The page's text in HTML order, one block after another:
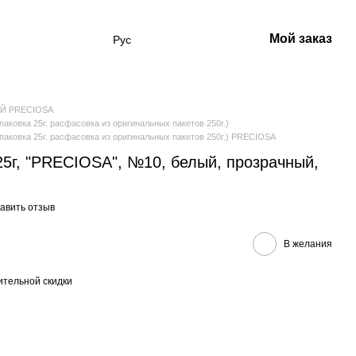
Рус Мой заказ
PRECIOSA
25г. расфасовка из оригинальных пакетов 250г.)
25г. расфасовка из оригинальных пакетов 250г.) PRECIOSA
"PRECIOSA", №10, белый, прозрачный,
отзыв
В желания
скидки